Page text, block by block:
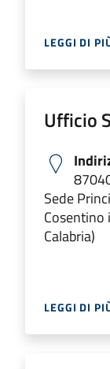
LEGGI DI
Ufficio
Sede
Cosentino
Calabria)
LEGGI DI